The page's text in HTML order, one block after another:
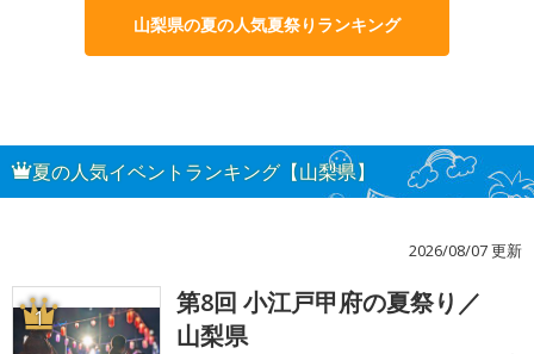
山梨県の夏の人気夏祭りランキング
夏の人気イベントランキング【山梨県】
2026/08/07 更新
1
第8回 小江戸甲府の夏祭り／
山梨県